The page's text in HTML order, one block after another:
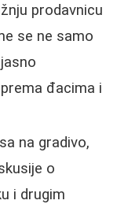
prodavnicu
se ne samo
đacima i
na gradivo,
o
i drugim